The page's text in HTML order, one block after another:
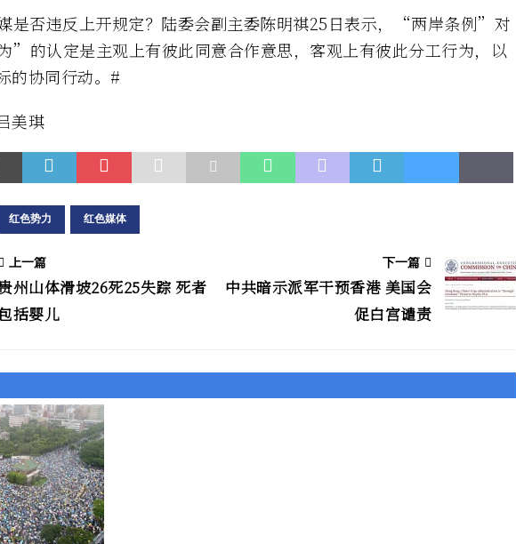
是否违反上开规定？陆委会副主委陈明祺25日表示，“两岸条例”对
”的认定是主观上有彼此同意合作意思，客观上有彼此分工行为，以
的协同行动。#
美琪
红色势力 红色媒体
上一篇
州山体滑坡26死25失踪 死者
括婴儿
下一篇
中共暗示派军干预香港 美国会
促白宫谴责